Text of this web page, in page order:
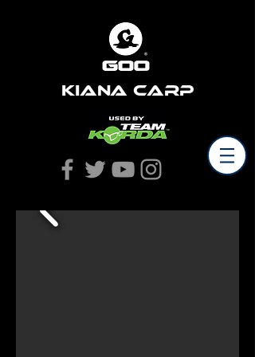
Kiana Carp